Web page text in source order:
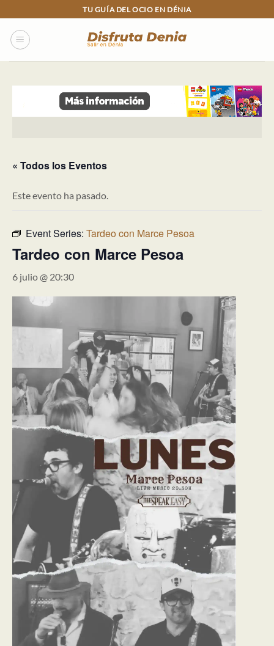
to
content
TU GUÍA DEL OCIO EN DÉNIA
« Todos los Eventos
Este evento ha pasado.
Event Series: Tardeo con Marce Pesoa
Tardeo con Marce Pesoa
6 julio @ 20:30